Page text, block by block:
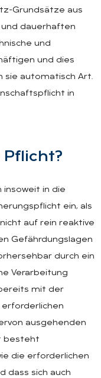
Grundsätze aus
und dauerhaften
und
und dies
sie automatisch Art.
in
Pflicht?
insoweit in die
ein, als
auf rein reaktive
Gefährdungslagen
durch ein
Verarbeitung
mit der
ausgehenden
besteht
die erforderlichen
dass sich auch